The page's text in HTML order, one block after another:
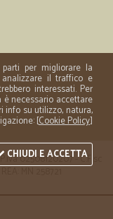
02508120207 - C.Fisc
MN 258721
per migliorare la
analizzare il traffico e
interessati. Per
necessario accettare
info su utilizzo, natura,
[Cookie Policy]
CHIUDI E ACCETTA